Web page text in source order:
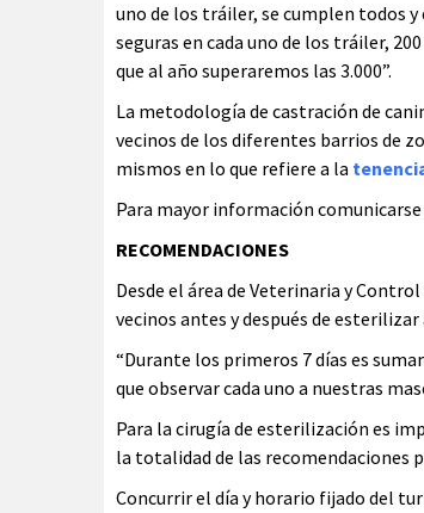
uno de los tráiler, se cumplen todos
seguras en cada uno de los tráiler,
que al año superaremos las 3.000”.
La metodología de castración de
vecinos de los diferentes barrios de
mismos en lo que refiere a la
Para mayor información comunicarse
RECOMENDACIONES
Desde el área de Veterinaria y
vecinos antes y después de esterilizar
“Durante los primeros 7 días es
que observar cada uno a nuestras
Para la cirugía de esterilización es
la totalidad de las recomendaciones
Concurrir el día y horario fijado del